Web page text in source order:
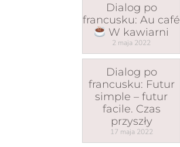
Dialog po
francusku: Au café
W kawiarni
2 maja 2022
Dialog po
francusku: Futur
simple – futur
facile. Czas
przyszły
17 maja 2022